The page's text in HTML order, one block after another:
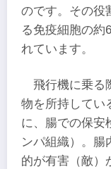
のです。その役
る免疫細胞の約
れています。
飛行機に乗る
物を所持してい
に、腸での保安
ンパ組織）。腸
的が有害（敵）